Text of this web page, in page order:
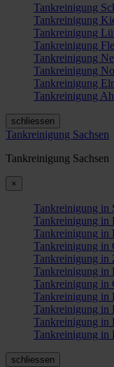
Tankreinigung
Tankreinigung
Tankreinigung
Tankreinigung
Tankreinigung
Tankreinigung
Tankreinigung
Tankreinigung
schliessen
Tankreinigung Sachsen
Tankreinigung Sachsen
×
Tankreinigung in
Tankreinigung in
Tankreinigung in
Tankreinigung in
Tankreinigung in
Tankreinigung in
Tankreinigung in
Tankreinigung in
Tankreinigung in
Tankreinigung in
Tankreinigung in
schliessen